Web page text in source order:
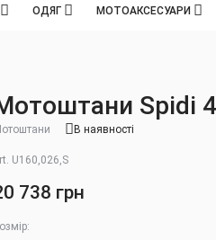
ОДЯГ МОТОАКСЕСУАРИ
Spidi 4
В наявності
U160,026,S
738 грн